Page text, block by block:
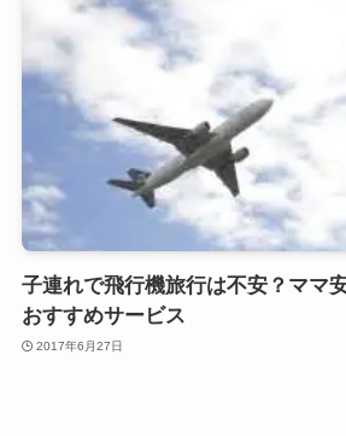
子連れで飛行機旅行は不安？ママ
おすすめサービス
2017年6月27日